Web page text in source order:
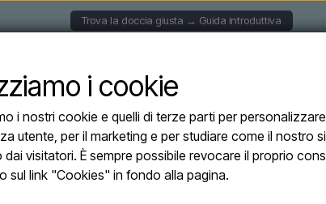
Trova la doccia giusta → Guida introduttiva
ARGENTO - Doccia solare per piscina in argento - 30 litri
Esaurito
Sined LEA
per piscina
i cookie
i nostri cookie e quelli di terze parti per
utente, per il marketing e per studiare come il nostro
dai visitatori. È sempre possibile revocare il proprio
sul link "Cookies" in fondo alla pagina.